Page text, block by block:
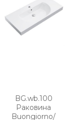
BG.wb.100
Раковина
Buongiorno/